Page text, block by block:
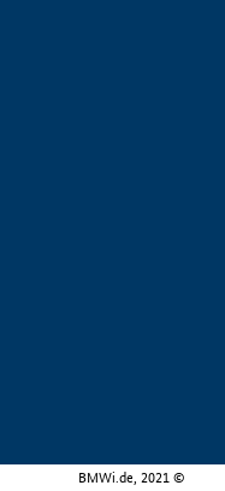
BMWi.de, 2021 ©